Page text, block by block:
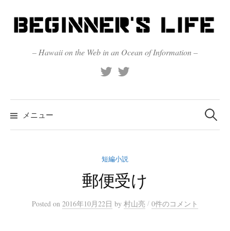
ン
テ
キ
ッ
プ
– Hawaii on the Web in an Ocean of Information –
メニュー
検
索:
短編小説
郵便受け
Posted on 2016年10月22日 by 村山亮 / 0件のコメント